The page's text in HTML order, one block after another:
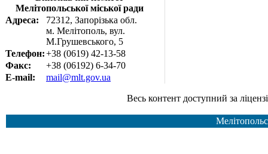
Мелітопольської міської ради
Адреса:
72312, Запорізька обл.
м. Мелітополь, вул.
М.Грушевського, 5
Телефон:+38 (0619) 42-13-58
Факс:
+38 (06192) 6-34-70
E-mail:
mail@mlt.gov.ua
Весь контент доступний за ліцензією Creative